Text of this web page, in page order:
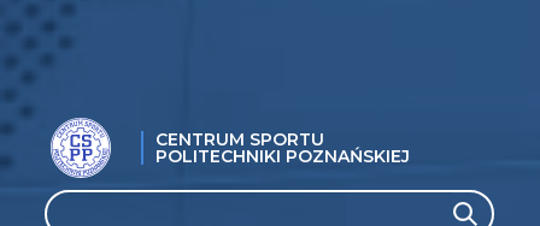
CENTRUM SPORTU
POLITECHNIKI POZNAŃSKIEJ
Search Search